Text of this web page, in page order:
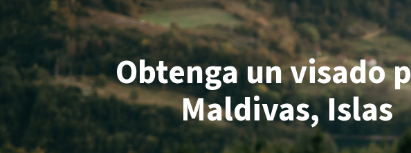
Obtenga un visado
Maldivas, Islas